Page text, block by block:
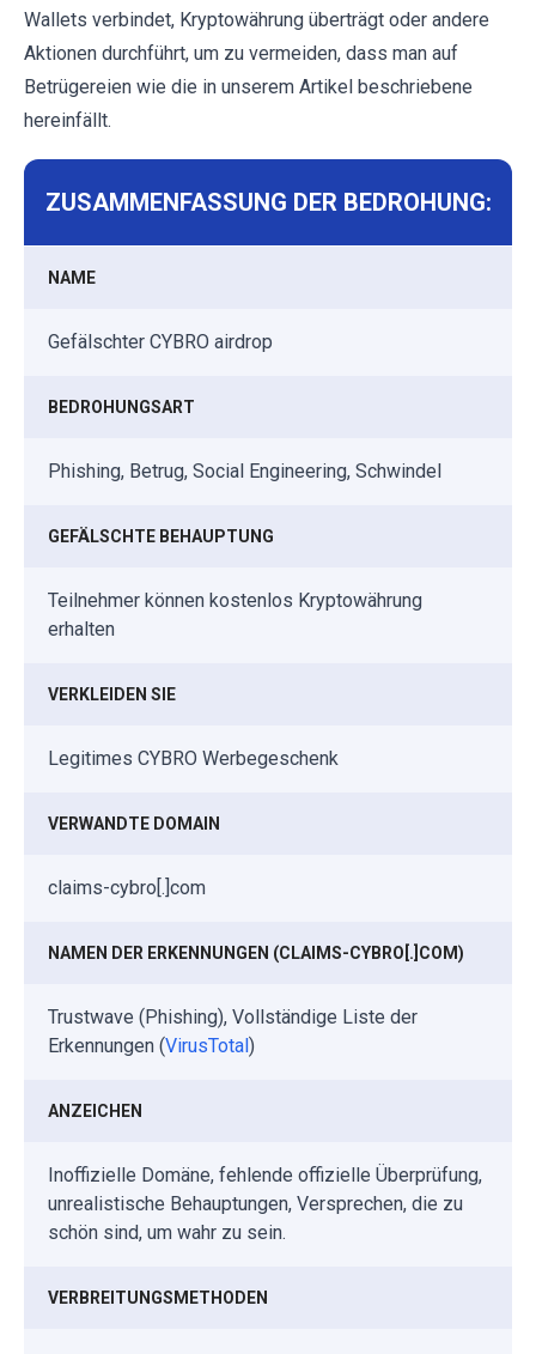
Wallets verbindet, Kryptowährung überträgt oder andere
Aktionen durchführt, um zu vermeiden, dass man auf
Betrügereien wie die in unserem Artikel beschriebene
hereinfällt.
ZUSAMMENFASSUNG DER BEDROHUNG:
NAME
Gefälschter CYBRO airdrop
BEDROHUNGSART
Phishing, Betrug, Social Engineering, Schwindel
GEFÄLSCHTE BEHAUPTUNG
Teilnehmer können kostenlos Kryptowährung
erhalten
VERKLEIDEN SIE
Legitimes CYBRO Werbegeschenk
VERWANDTE DOMAIN
claims-cybro[.]com
NAMEN DER ERKENNUNGEN (CLAIMS-CYBRO[.]COM)
Trustwave (Phishing), Vollständige Liste der
Erkennungen (VirusTotal)
ANZEICHEN
Inoffizielle Domäne, fehlende offizielle Überprüfung,
unrealistische Behauptungen, Versprechen, die zu
schön sind, um wahr zu sein.
VERBREITUNGSMETHODEN